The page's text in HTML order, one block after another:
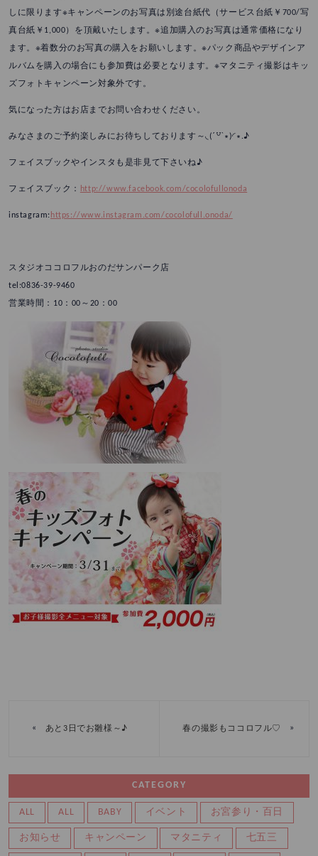
しに限ります※キャンペーンのお写真は別途台紙代（サービス台紙￥700/写
真台紙￥1,000）を頂戴いたします。※追加購入のお写真は通常価格になり
ます。※着数分のお写真の購入をお願いします。※パック商品やデザインア
ルバムを購入の場合にも参加費は必要となります。※マタニティ撮影はキッ
ズフォトキャンペーン対象外です。
気になった方はお店までお問い合わせください。
みなさまのご予約楽しみにお待ちしております～◟(ˊ꒵ˋ∗)◜∗.♪
フェイスブックやインスタも是非見て下さいね♪
フェイスブック： http://www.facebook.com/cocolofullonoda
instagram: https://www.instagram.com/cocolofull.onoda/
スタジオココロフルおのだサンパーク店
tel:0836-39-9460
営業時間：10：00～20：00
« あと3日でお雛様～♪ 春の撮影もココロフル♡ »
CATEGORY
ALL ALL BABY イベント お宮参り・百日
お知らせ キャンペーン マタニティ 七五三